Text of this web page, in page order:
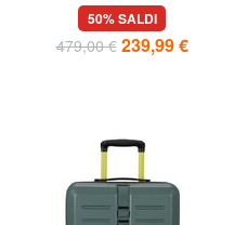
mano, in policarbonato CURV
50% SALDI
479,00 € 239,99 €